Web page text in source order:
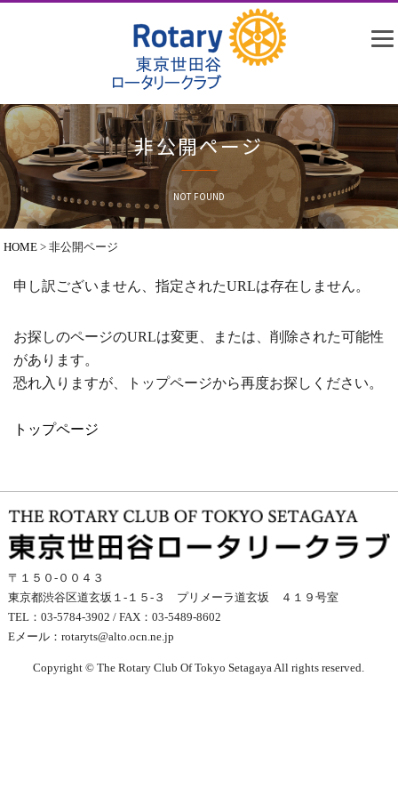
非公開ページ
NOT FOUND
HOME >非公開ページ
申し訳ございません、指定されたURLは存在しません。
お探しのページのURLは変更、または、削除された可能性
があります。
恐れ入りますが、トップページから再度お探しください。
トップページ
〒１５０-００４３
東京都渋谷区道玄坂１-１５-３ プリメーラ道玄坂 ４１９号室
TEL：03-5784-3902 / FAX：03-5489-8602
Eメール： rotaryts@alto.ocn.ne.jp
Copyright © The Rotary Club Of Tokyo Setagaya All rights reserved.